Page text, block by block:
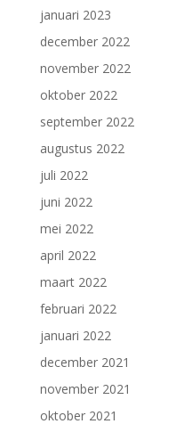
januari 2023
december 2022
november 2022
oktober 2022
september 2022
augustus 2022
juli 2022
juni 2022
mei 2022
april 2022
maart 2022
februari 2022
januari 2022
december 2021
november 2021
oktober 2021